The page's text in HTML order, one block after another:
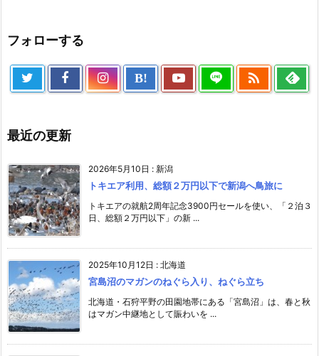
フォローする
B! 
最近の更新
2026年5月10日 : 新潟
トキエア利用、総額２万円以下で新潟へ鳥旅に
トキエアの就航2周年記念3900円セールを使い、「２泊３
日、総額２万円以下」の新 ...
2025年10月12日 : 北海道
宮島沼のマガンのねぐら入り、ねぐら立ち
北海道・石狩平野の田園地帯にある「宮島沼」は、春と秋
はマガン中継地として賑わいを ...